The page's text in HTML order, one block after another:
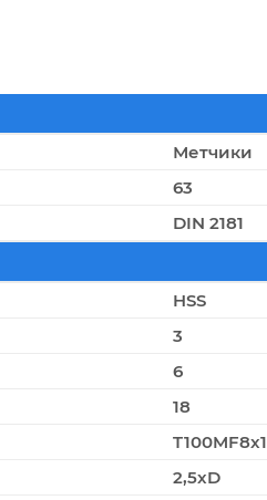
Метчики
63
DIN 2181
HSS
3
6
18
T100MF8x1
2,5xD